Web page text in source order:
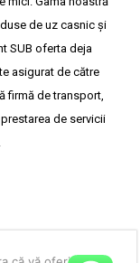
de uz casnic și
SUB oferta deja
asigurat de către
firmă de transport,
de servicii